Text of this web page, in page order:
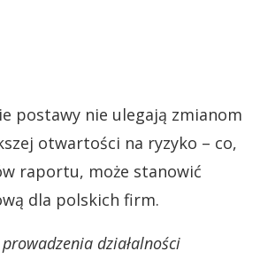
postawy nie ulegają zmianom
otwartości na ryzyko – co,
raportu, może stanowić
dla polskich firm.
działalności